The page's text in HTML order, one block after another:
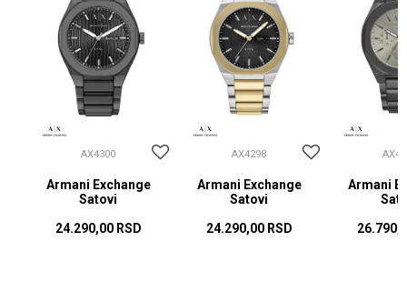
AX4300
Armani Exchange
Satovi
24.290,00 RSD
AX4298
Armani Exchange
Satovi
24.290,00 RSD
Armani